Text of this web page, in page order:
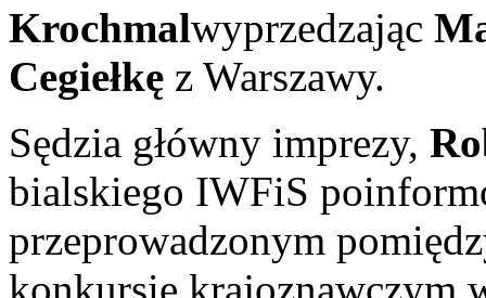
Krochmalwyprzedzając
Cegiełkę z Warszawy.
Sędzia główny imprezy,
bialskiego IWFiS
przeprowadzonym